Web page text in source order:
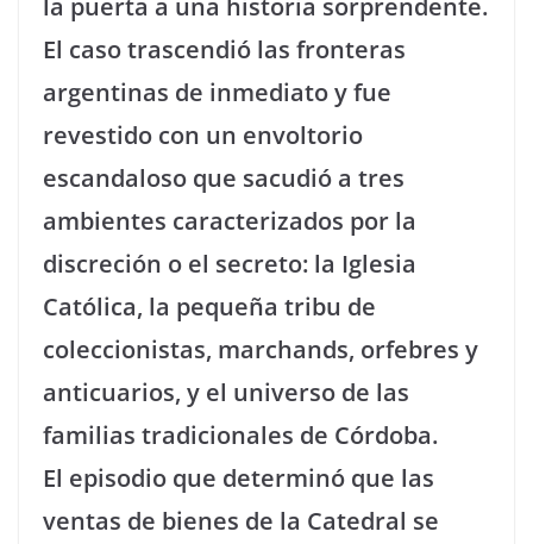
la puerta a una historia sorprendente.
El caso trascendió las fronteras
argentinas de inmediato y fue
revestido con un envoltorio
escandaloso que sacudió a tres
ambientes caracterizados por la
discreción o el secreto: la Iglesia
Católica, la pequeña tribu de
coleccionistas, marchands, orfebres y
anticuarios, y el universo de las
familias tradicionales de Córdoba.
El episodio que determinó que las
ventas de bienes de la Catedral se